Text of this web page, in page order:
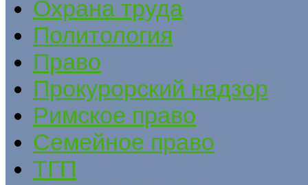
Охрана труда
Политология
Право
Прокурорский надзор
Римское право
Семейное право
ТГП